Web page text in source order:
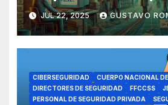
sacudió Internet
JUL 22, 2025 GUSTAVO
CIBERSEGURIDAD
CUERPO NACIONAL
DIRECTORES DE SEGURIDAD
FFCCSS
PERSONAL DE SEGURIDAD PRIVADA